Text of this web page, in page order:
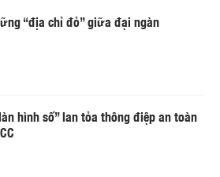
“địa chỉ đỏ” giữa đại ngàn
hình số” lan tỏa thông điệp an toàn